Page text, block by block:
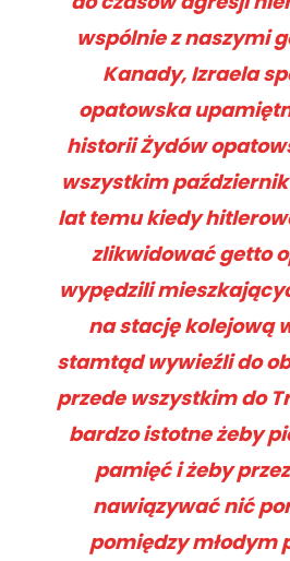
wspólnie z naszymi
Kanady, Izraela
opatowska
historii Żydów
wszystkim październik
lat temu kiedy
zlikwidować getto
wypędzili
na stację kolejową
stamtąd wywieźli do
przede wszystkim do
bardzo istotne żeby
pamięć i żeby
nawiązywać nić
pomiędzy młodym